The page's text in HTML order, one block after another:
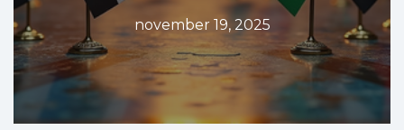
november 19, 2025